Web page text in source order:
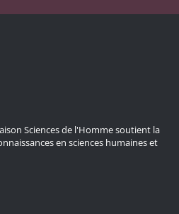
Sciences de l'Homme soutient la
en sciences humaines et